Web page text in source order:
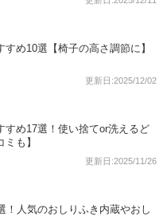
め10選【椅子の高さ調節に】
更新日:2025/12/02
すめ17選！使い捨てor洗えるど
も】
更新日:2025/11/26
！人気のおしりふき内蔵やおし